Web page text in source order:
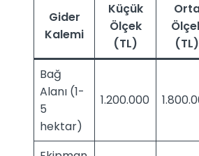
Gider
Kalemi
Küçük
Ölçek
(TL)
(TL)
Bağ
Alanı (1-
5
hektar)
1.200.000